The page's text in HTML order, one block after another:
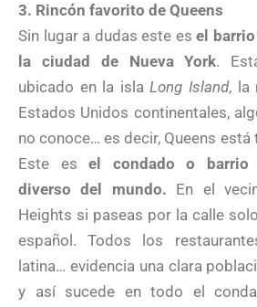
3. Rincón favorito de Queens
Sin lugar a dudas este es el
la ciudad de Nueva York.
ubicado en la islaLong Island, la
Estados Unidos continentales,
no conoce… es decir, Queens está
Este esel condado o barrio
diverso del mundo. En el
Heights si paseas por la calle
español. Todos los
latina… evidencia una clara
y así sucede en todo el